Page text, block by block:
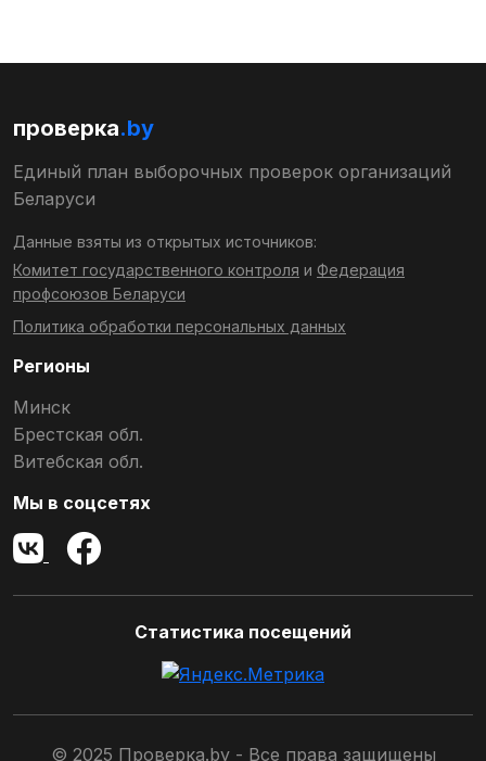
проверка.by
Единый план выборочных проверок организаций
Беларуси
Данные взяты из открытых источников:
Комитет государственного контроля и Федерация
профсоюзов Беларуси
Политика обработки персональных данных
Регионы
Минск
Брестская обл.
Витебская обл.
Мы в соцсетях
Статистика посещений
© 2025 Проверка.by - Все права защищены